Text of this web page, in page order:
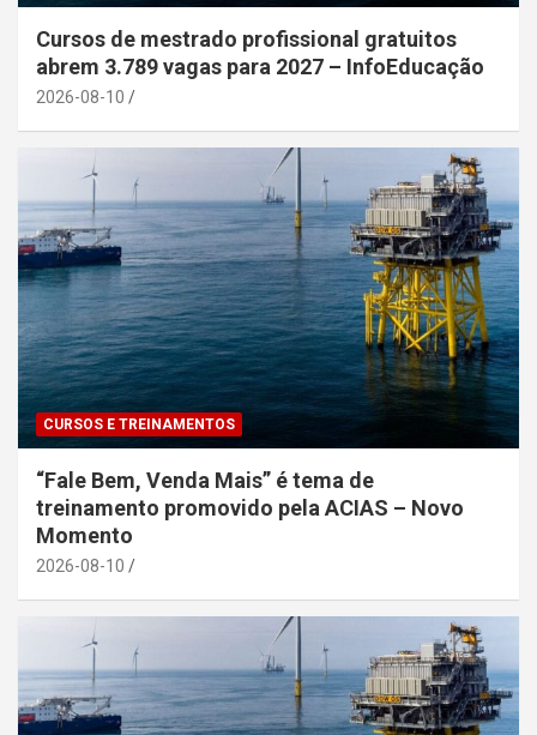
Cursos de mestrado profissional gratuitos
abrem 3.789 vagas para 2027 – InfoEducação
2026-08-10
CURSOS E TREINAMENTOS
“Fale Bem, Venda Mais” é tema de
treinamento promovido pela ACIAS – Novo
Momento
2026-08-10